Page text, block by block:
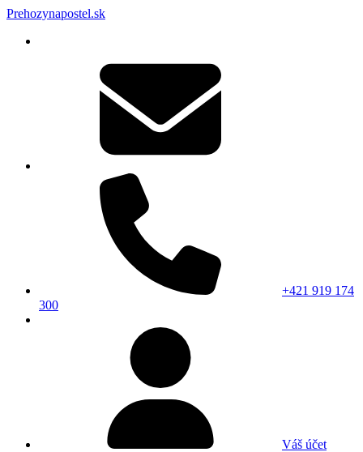
Prehozynapostel.sk
+421 919 174
300
Váš účet